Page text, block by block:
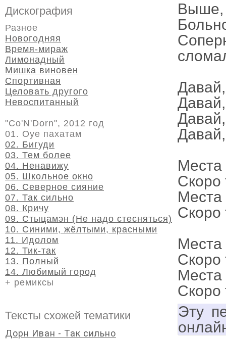
Выше,
Места
Скоро
Места
Скоро
Места
Скоро
Места
Скоро
Эту
Дискография
Разное
Новогодняя
Время-мираж
Лимонадный
Мишка виновен
Спортивная
Целовать другого
Невоспитанный
"Co'N'Dorn", 2012 год
01. Оуе пахатам
02. Бигуди
03. Тем более
04. Ненавижу
05. Школьное окно
06. Северное сияние
07. Так сильно
08. Кричу
09. Стыцамэн (Не надо стесняться)
10. Синими, жёлтыми, красными
11. Идолом
12. Тик-так
13. Полный
14. Любимый город
+ ремиксы
Тексты схожей тематики
Дорн Иван - Так сильно